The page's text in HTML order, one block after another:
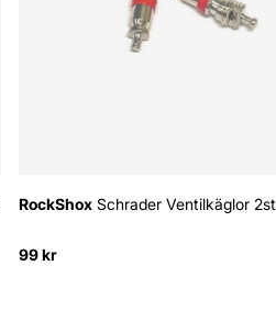
RockShox Schrader Ventilkäglor 2st
99 kr